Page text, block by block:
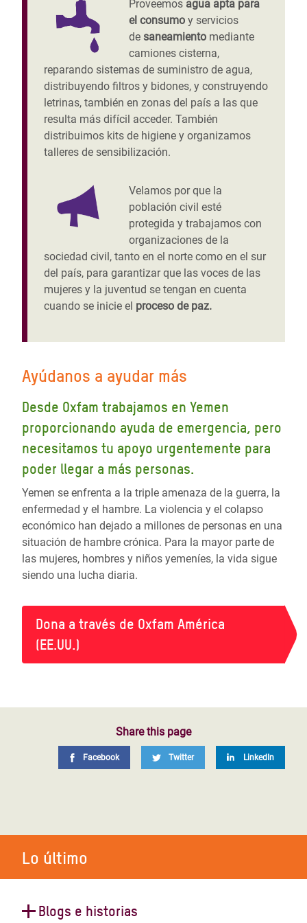
Proveemos agua apta para
el consumo y servicios
de saneamiento mediante
camiones cisterna,
reparando sistemas de suministro de agua,
distribuyendo filtros y bidones, y construyendo
letrinas, también en zonas del país a las que
resulta más difícil acceder. También
distribuimos kits de higiene y organizamos
talleres de sensibilización.
Velamos por que la
población civil esté
protegida y trabajamos con
organizaciones de la
sociedad civil, tanto en el norte como en el sur
del país, para garantizar que las voces de las
mujeres y la juventud se tengan en cuenta
cuando se inicie el proceso de paz.
Ayúdanos a ayudar más
Desde Oxfam trabajamos en Yemen
proporcionando ayuda de emergencia, pero
necesitamos tu apoyo urgentemente para
poder llegar a más personas.
Yemen se enfrenta a la triple amenaza de la guerra, la
enfermedad y el hambre. La violencia y el colapso
económico han dejado a millones de personas en una
situación de hambre crónica. Para la mayor parte de
las mujeres, hombres y niños yemeníes, la vida sigue
siendo una lucha diaria.
Dona a través de Oxfam América
(EE.UU.)
Share this page
Facebook Twitter LinkedIn
Lo último
Blogs e historias